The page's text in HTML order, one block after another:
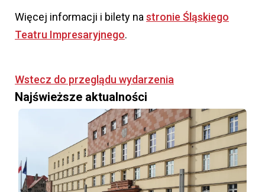
Więcej informacji i bilety na stronie Śląskiego
Teatru Impresaryjnego.
Wstecz do przeglądu wydarzenia
Najświeższe aktualności